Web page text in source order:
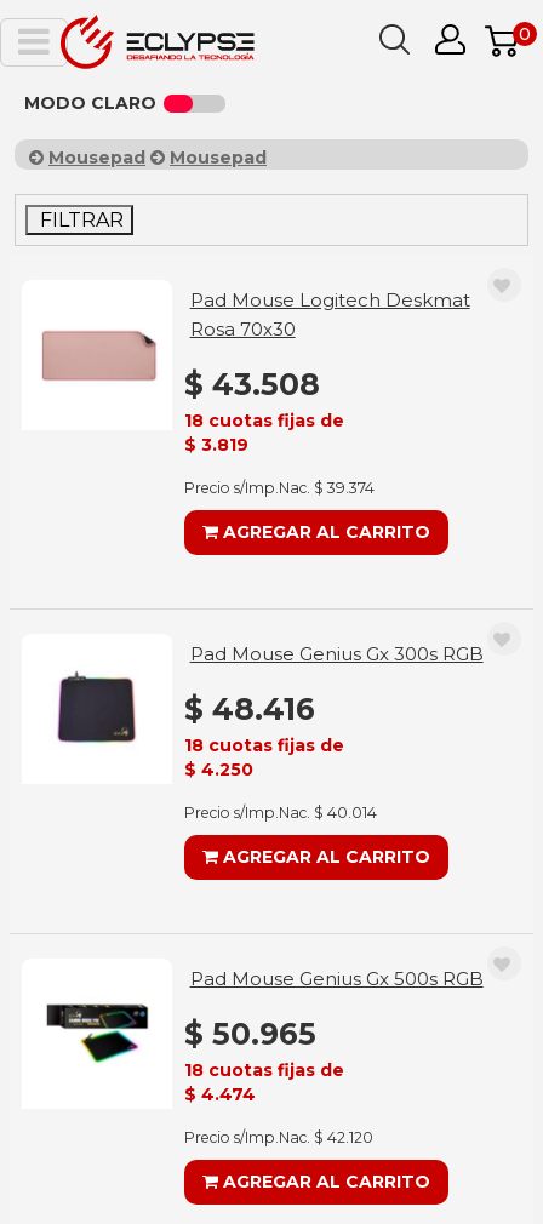
0
MODO CLARO
Mousepad Mousepad
FILTRAR
Pad Mouse Logitech Deskmat
Rosa 70x30
$ 43.508
18 cuotas fijas de
$ 3.819
Precio s/Imp.Nac. $ 39.374
AGREGAR AL CARRITO
Pad Mouse Genius Gx 300s RGB
$ 48.416
18 cuotas fijas de
$ 4.250
Precio s/Imp.Nac. $ 40.014
AGREGAR AL CARRITO
Pad Mouse Genius Gx 500s RGB
$ 50.965
18 cuotas fijas de
$ 4.474
Precio s/Imp.Nac. $ 42.120
AGREGAR AL CARRITO